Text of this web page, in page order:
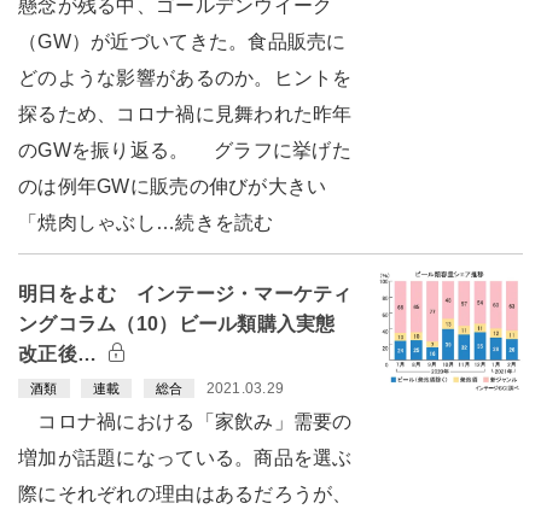
懸念が残る中、ゴールデンウイーク
（GW）が近づいてきた。食品販売に
どのような影響があるのか。ヒントを
探るため、コロナ禍に見舞われた昨年
のGWを振り返る。 グラフに挙げた
のは例年GWに販売の伸びが大きい
「焼肉しゃぶし…続きを読む
明日をよむ インテージ・マーケティ
ングコラム（10）ビール類購入実態
改正後…
酒類 連載 総合 2021.03.29
コロナ禍における「家飲み」需要の
増加が話題になっている。商品を選ぶ
際にそれぞれの理由はあるだろうが、